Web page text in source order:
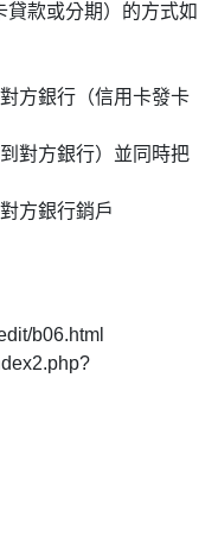
款或分期）的方式如
方銀行（信用卡發卡
對方銀行）並同時把
方銀行銷戶
b06.html